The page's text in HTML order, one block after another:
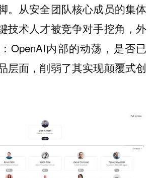
。从安全团队核心成员的集体
技术人才被竞争对手挖角，外
OpenAI内部的动荡，是否已
层面，削弱了其实现颠覆式创